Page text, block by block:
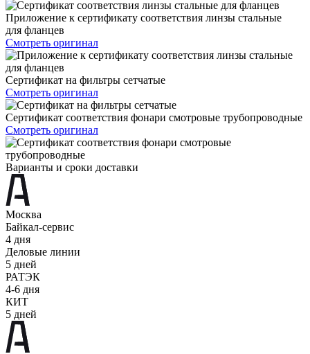
Приложение к сертификату соответствия линзы стальные
для фланцев
Смотреть оригинал
Сертификат на фильтры сетчатые
Смотреть оригинал
Сертификат соответствия фонари смотровые трубопроводные
Смотреть оригинал
Варианты и сроки доставки
Москва
Байкал-сервис
4 дня
Деловые линии
5 дней
РАТЭК
4-6 дня
КИТ
5 дней